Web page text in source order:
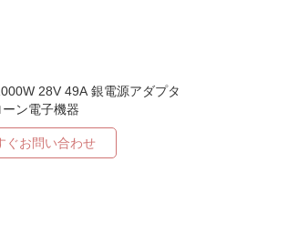
28V 49A 銀電源アダプタ
ン電子機器
ぐお問い合わせ